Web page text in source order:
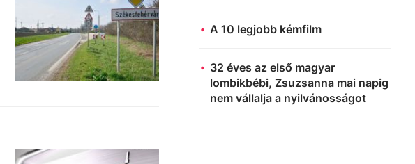
A 10 legjobb kémfilm
32 éves az első magyar
lombikbébi, Zsuzsanna mai napig
nem vállalja a nyilvánosságot